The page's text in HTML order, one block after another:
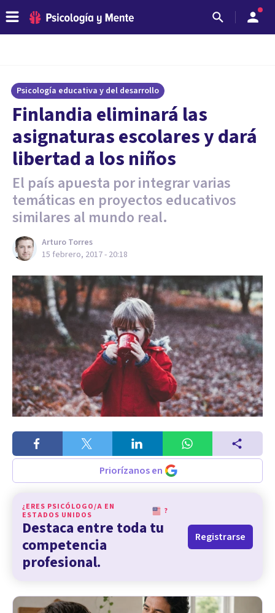
Psicología educativa y del desarrollo
Finlandia eliminará las
asignaturas escolares y dará
libertad a los niños
El país apuesta por integrar varias
temáticas en proyectos educativos
similares al mundo real.
Arturo Torres
15 febrero, 2017 - 20:18
Priorízanos en
¿ERES PSICÓLOGO/A EN
ESTADOS UNIDOS
?
Destaca entre toda tu
competencia
profesional.
Registrarse